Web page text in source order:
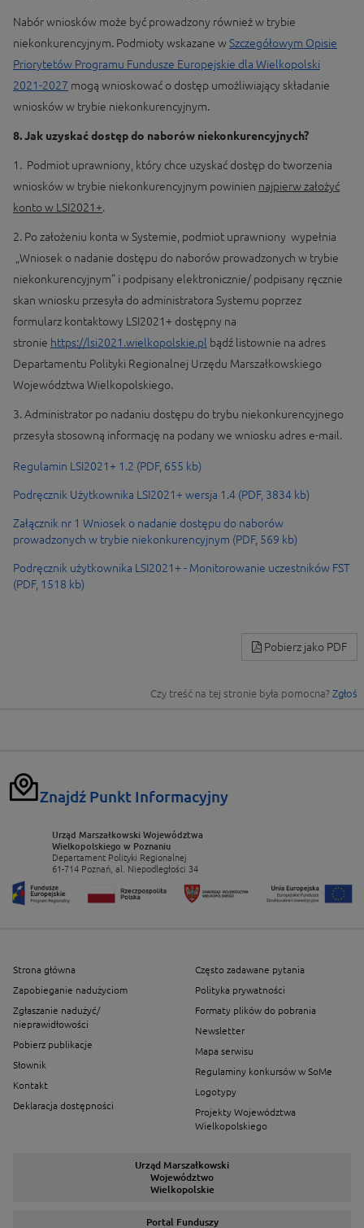
Nabór wniosków może być prowadzony również w trybie
niekonkurencyjnym. Podmioty wskazane wSzczegółowym Opisie
Priorytetów Programu Fundusze Europejskie dla Wielkopolski
2021-2027 mogą wnioskować o dostęp umożliwiający składanie
wniosków w trybie niekonkurencyjnym.
8. Jak uzyskać dostęp do naborów niekonkurencyjnych?
1. Podmiot uprawniony, który chce uzyskać dostęp do tworzenia
wniosków w trybie niekonkurencyjnym powinien najpierw założyć
konto w LSI2021+.
2. Po założeniu konta w Systemie, podmiot uprawniony wypełnia
„Wniosek o nadanie dostępu do naborów prowadzonych w trybie
niekonkurencyjnym” i podpisany elektronicznie/ podpisany ręcznie
skan wniosku przesyła do administratora Systemu poprzez
formularz kontaktowy LSI2021+ dostępny na
stronie https://lsi2021.wielkopolskie.pl bądź listownie na adres
Departamentu Polityki Regionalnej Urzędu Marszałkowskiego
Województwa Wielkopolskiego.
3. Administrator po nadaniu dostępu do trybu niekonkurencyjnego
przesyła stosowną informację na podany we wniosku adres e-mail.
Regulamin LSI2021+ 1.2 (PDF, 655 kb)
Podręcznik Użytkownika LSI2021+ wersja 1.4 (PDF, 3834 kb)
Załącznik nr 1 Wniosek o nadanie dostępu do naborów
prowadzonych w trybie niekonkurencyjnym (PDF, 569 kb)
Podręcznik użytkownika LSI2021+ - Monitorowanie uczestników FST
(PDF, 1518 kb)
Pobierz jako PDF
Czy treść na tej stronie była pomocna? Zgłoś
Znajdź Punkt Informacyjny
Urząd Marszałkowski Województwa
Wielkopolskiego w Poznaniu
Departament Polityki Regionalnej
61-714 Poznań, al. Niepodległości 34
Strona główna
Zapobieganie nadużyciom
Zgłaszanie nadużyć/
nieprawidłowości
Pobierz publikacje
Słownik
Kontakt
Deklaracja dostępności
Często zadawane pytania
Polityka prywatności
Formaty plików do pobrania
Newsletter
Mapa serwisu
Regulaminy konkursów w SoMe
Logotypy
Projekty Województwa
Wielkopolskiego
Urząd Marszałkowski
Województwo
Wielkopolskie
Portal Funduszy